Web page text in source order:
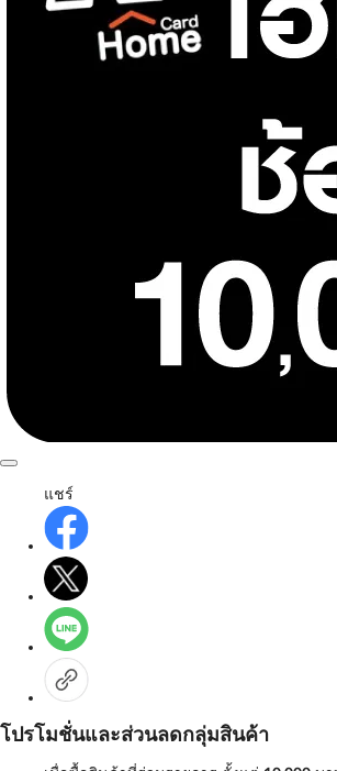
แชร์
โปรโมชั่นและส่วนลดกลุ่มสินค้า